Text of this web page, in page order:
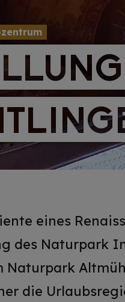
eines
des Naturpark
Naturpark
die